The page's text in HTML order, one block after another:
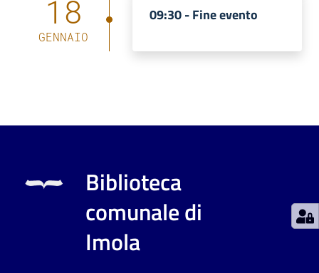
Seguici18
GENNAIO
09:30 -Fine evento
Biblioteca
comunale di
Imola